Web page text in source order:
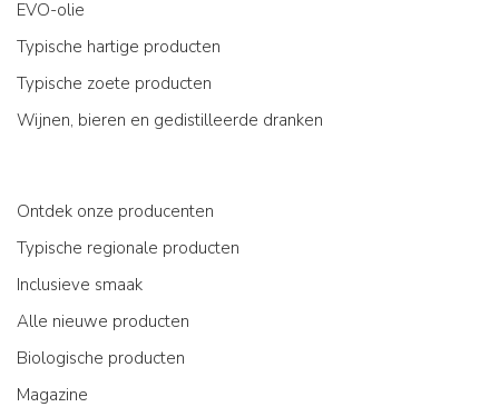
EVO-olie
Typische hartige producten
Typische zoete producten
Wijnen, bieren en gedistilleerde dranken
Ontdek onze producenten
Typische regionale producten
Inclusieve smaak
Alle nieuwe producten
Biologische producten
Magazine